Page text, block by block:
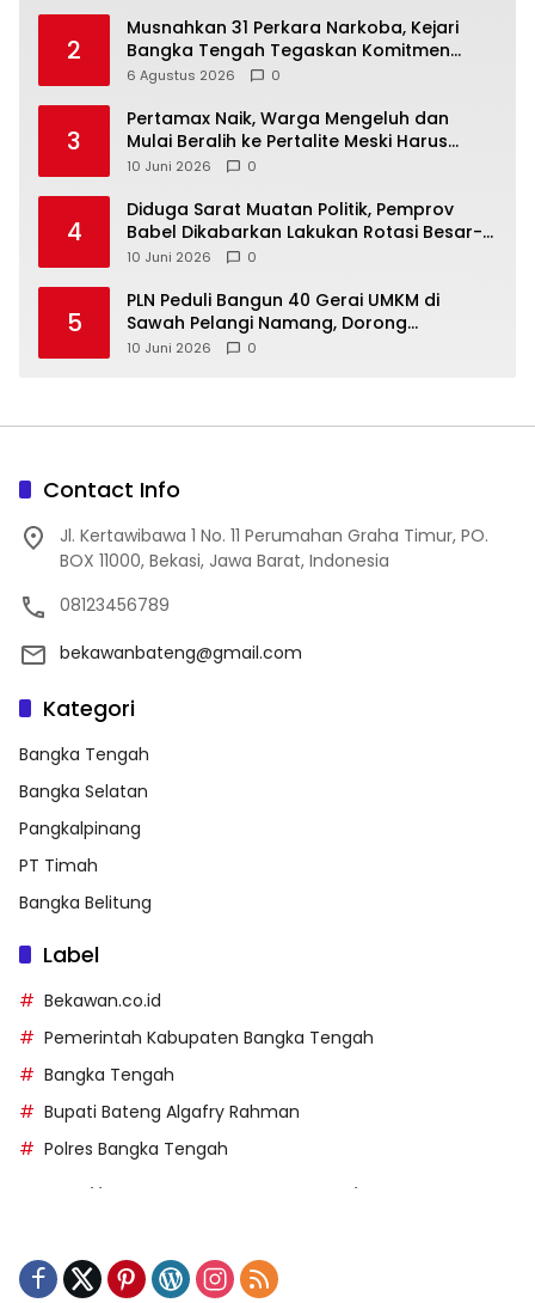
2
Musnahkan 31 Perkara Narkoba, Kejari
Bangka Tengah Tegaskan Komitmen
Berantas Kejahatan Hingga Tuntas
6 Agustus 2026 0
3
‎Pertamax Naik, Warga Mengeluh dan
Mulai Beralih ke Pertalite Meski Harus
10 Juni 2026 0
4
‎Diduga Sarat Muatan Politik, Pemprov
Babel Dikabarkan Lakukan Rotasi Besar-
10 Juni 2026 0
5
‎PLN Peduli Bangun 40 Gerai UMKM di
Sawah Pelangi Namang, Dorong
10 Juni 2026 0
Contact Info
Jl. Kertawibawa 1 No. 11 Perumahan Graha Timur, PO.
BOX 11000, Bekasi, Jawa Barat, Indonesia
08123456789
bekawanbateng@gmail.com
Kategori
Bangka Tengah
Bangka Selatan
Pangkalpinang
PT Timah
Bangka Belitung
Label
Bekawan.co.id
Pemerintah Kabupaten Bangka Tengah
Bangka Tengah
Bupati Bateng Algafry Rahman
Polres Bangka Tengah
https://kecsitim.sitarokab.go.id/